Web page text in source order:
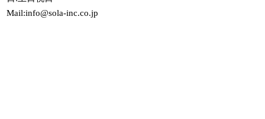
Mail:info@sola-inc.co.jp